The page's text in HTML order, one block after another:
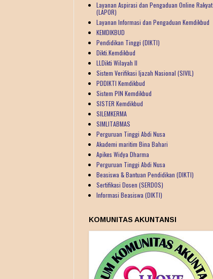
Layanan Aspirasi dan Pengaduan Online Rakyat
(LAPOR)
Layanan Informasi dan Pengaduan Kemdikbud
KEMDIKBUD
Pendidikan Tinggi (DIKTI)
Dikti.Kemdikbud
LLDikti Wilayah II
Sistem Verifikasi Ijazah Nasional (SIVIL)
PDDIKTI Kemdikbud
Sistem PIN Kemdikbud
SISTER Kemdikbud
SILEMKERMA
SIMLITABMAS
Perguruan Tinggi Abdi Nusa
Akademi maritim Bina Bahari
Apikes Widya Dharma
Perguruan Tinggi Abdi Nusa
Beasiswa & Bantuan Pendidikan (DIKTI)
Sertifikasi Dosen (SERDOS)
Informasi Beasiswa (DIKTI)
KOMUNITAS AKUNTANSI